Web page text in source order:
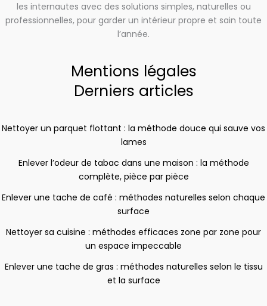
les internautes avec des solutions simples, naturelles ou
professionnelles, pour garder un intérieur propre et sain toute
l’année.
Mentions légales
Derniers articles
Nettoyer un parquet flottant : la méthode douce qui sauve vos
lames
Enlever l’odeur de tabac dans une maison : la méthode
complète, pièce par pièce
Enlever une tache de café : méthodes naturelles selon chaque
surface
Nettoyer sa cuisine : méthodes efficaces zone par zone pour
un espace impeccable
Enlever une tache de gras : méthodes naturelles selon le tissu
et la surface